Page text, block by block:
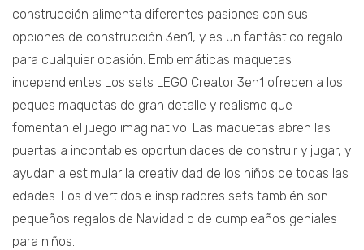
construcción alimenta diferentes pasiones con sus
opciones de construcción 3en1, y es un fantástico regalo
para cualquier ocasión. Emblemáticas maquetas
independientes Los sets LEGO Creator 3en1 ofrecen a los
peques maquetas de gran detalle y realismo que
fomentan el juego imaginativo. Las maquetas abren las
puertas a incontables oportunidades de construir y jugar, y
ayudan a estimular la creatividad de los niños de todas las
edades. Los divertidos e inspiradores sets también son
pequeños regalos de Navidad o de cumpleaños geniales
para niños.